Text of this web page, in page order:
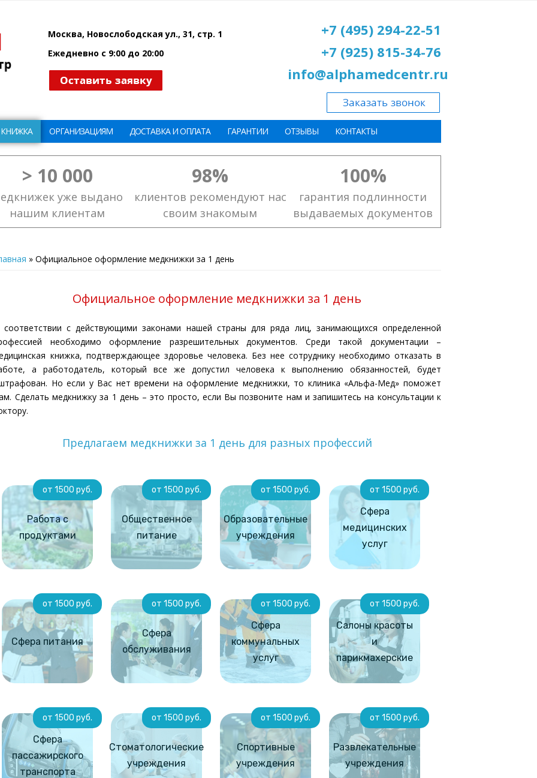
Москва, Новослободская ул., 31, стр. 1
Ежедневно с 9:00 до 20:00
+7 (495) 294-22-51
+7 (925) 815-34-76
info@alphamedcentr.ru
ОРГАНИЗАЦИЯМ ДОСТАВКА И ОПЛАТА ГАРАНТИИ ОТЗЫВЫ КОНТАКТЫ
> 10 000
уже выдано
нашим клиентам
98%
клиентов рекомендуют нас
своим знакомым
100%
гарантия подлинности
выдаваемых документов
»Официальное оформление медкнижки за 1 день
Официальное оформление медкнижки за 1 день
с действующими законами нашей страны для ряда лиц, занимающихся определенной
необходимо оформление разрешительных документов. Среди такой документации –
книжка, подтверждающее здоровье человека. Без нее сотруднику необходимо отказать в
а работодатель, который все же допустил человека к выполнению обязанностей, будет
Но если у Вас нет времени на оформление медкнижки, то клиника «Альфа-Мед» поможет
Сделать медкнижку за 1 день – это просто, если Вы позвоните нам и запишитесь на консультации к
Предлагаем медкнижки за 1 день для разных профессий
Работа с
продуктами
от 1500 руб.
Общественное
питание
от 1500 руб.
Образовательные
учреждения
от 1500 руб.
Сфера
медицинских
услуг
от 1500 руб.
Сфера питания
от 1500 руб.
Сфера
обслуживания
от 1500 руб.
Сфера
коммунальных
услуг
от 1500 руб.
Салоны красоты
и
парикмахерские
от 1500 руб.
Сфера
пассажирского
транспорта
от 1500 руб.
Стоматологические
учреждения
от 1500 руб.
Спортивные
учреждения
от 1500 руб.
Развлекательные
учреждения
от 1500 руб.